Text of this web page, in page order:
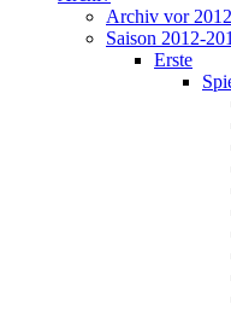
Archiv vor
Saison 2012-
Erste